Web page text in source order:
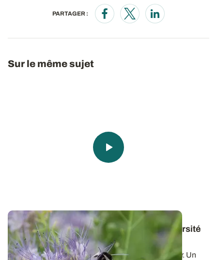
PARTAGER :
Opens in a new window
Opens in a new window
Opens in a new
Sur le même sujet
Environnement : quels services la biodiversité
peut-elle rendre aux agriculteurs ?
La biodiversité pourrait rendre service à l'agriculteur. Un